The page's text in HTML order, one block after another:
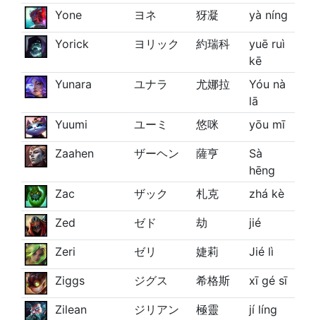
Yone ヨネ 犽凝 yà níng
Yorick ヨリック 約瑞科
yuē ruì
kē
Yunara
ユナラ 尤娜拉
Yóu nà
lā
Yuumi
ユーミ 悠咪 yōu mī
Zaahen ザーヘン 薩亨
Sà
hēng
Zac
ザック 札克 zhá kè
Zed ゼド 劫 jié
Zeri ゼリ 婕莉 Jié lì
Ziggs ジグス 希格斯 xī gé sī
Zilean ジリアン 極靈 jí líng